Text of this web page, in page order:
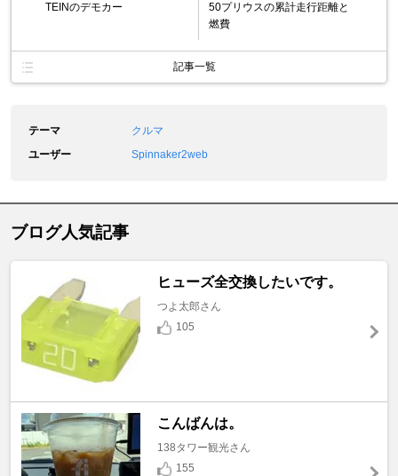
TEINのデモカー
50プリウスの累計走行距離と
燃費
記事一覧
テーマ
クルマ
ユーザー
Spinnaker2web
ブログ人気記事
ヒューズ全交換したいです。
つよ太郎さん
105
こんばんは。
138タワー観光さん
155